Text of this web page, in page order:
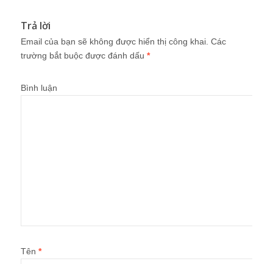
Trả lời
Email của bạn sẽ không được hiển thị công khai. Các
trường bắt buộc được đánh dấu *
Bình luận
Tên *